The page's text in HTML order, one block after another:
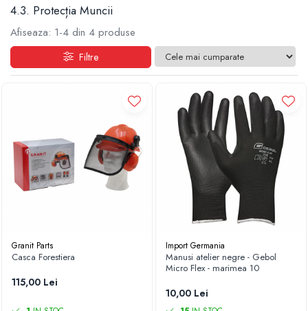
1.2.2. Mecanism de ridicare - Tiranti si
accesorii
1.3. Scaune & Accesorii
1.4.1. Pompe hidraulice
1.4.2. Joystick
1.4.4. Cilindri si accesorii
1.5. Motoare
4.3. Protecția Muncii
Afiseaza: 1-4 din 4 produse
Filtre
Granit Parts
Casca Forestiera
115,00 Lei
Import Germania
Manusi atelier negre - Gebol
Micro Flex - marimea 10
10,00 Lei